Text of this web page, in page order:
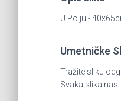
U Polju -
Umetničke
Tražite sliku
Svaka slika